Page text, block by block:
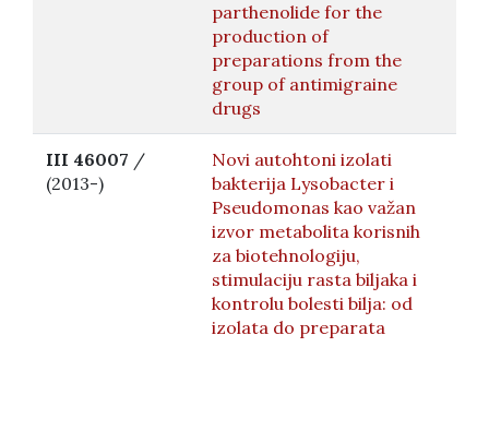
parthenolide for the
production of
preparations from the
group of antimigraine
drugs
III 46007 /
(2013-)
Novi autohtoni izolati
bakterija Lysobacter i
Pseudomonas kao važan
izvor metabolita korisnih
za biotehnologiju,
stimulaciju rasta biljaka i
kontrolu bolesti bilja: od
izolata do preparata